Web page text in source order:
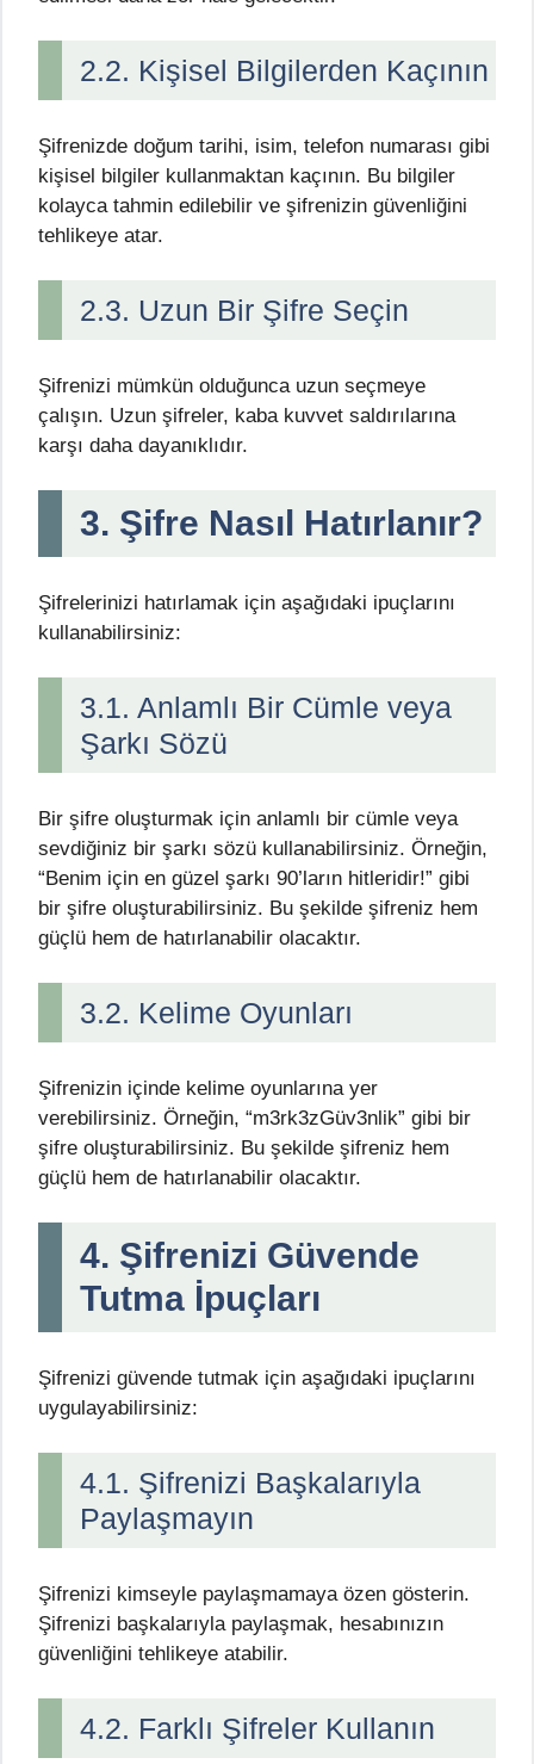
2.2. Kişisel Bilgilerden Kaçının
Şifrenizde doğum tarihi, isim, telefon numarası gibi
kişisel bilgiler kullanmaktan kaçının. Bu bilgiler
kolayca tahmin edilebilir ve şifrenizin güvenliğini
tehlikeye atar.
2.3. Uzun Bir Şifre Seçin
Şifrenizi mümkün olduğunca uzun seçmeye
çalışın. Uzun şifreler, kaba kuvvet saldırılarına
karşı daha dayanıklıdır.
3. Şifre Nasıl Hatırlanır?
Şifrelerinizi hatırlamak için aşağıdaki ipuçlarını
kullanabilirsiniz:
3.1. Anlamlı Bir Cümle veya
Şarkı Sözü
Bir şifre oluşturmak için anlamlı bir cümle veya
sevdiğiniz bir şarkı sözü kullanabilirsiniz. Örneğin,
“Benim için en güzel şarkı 90’ların hitleridir!” gibi
bir şifre oluşturabilirsiniz. Bu şekilde şifreniz hem
güçlü hem de hatırlanabilir olacaktır.
3.2. Kelime Oyunları
Şifrenizin içinde kelime oyunlarına yer
verebilirsiniz. Örneğin, “m3rk3zGüv3nlik” gibi bir
şifre oluşturabilirsiniz. Bu şekilde şifreniz hem
güçlü hem de hatırlanabilir olacaktır.
4. Şifrenizi Güvende
Tutma İpuçları
Şifrenizi güvende tutmak için aşağıdaki ipuçlarını
uygulayabilirsiniz:
4.1. Şifrenizi Başkalarıyla
Paylaşmayın
Şifrenizi kimseyle paylaşmamaya özen gösterin.
Şifrenizi başkalarıyla paylaşmak, hesabınızın
güvenliğini tehlikeye atabilir.
4.2. Farklı Şifreler Kullanın